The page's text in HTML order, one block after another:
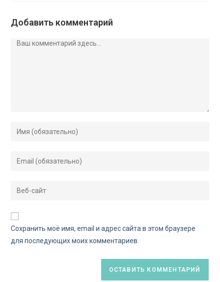
Добавить комментарий
Сохранить моё имя, email и адрес сайта в этом браузере
для последующих моих комментариев.